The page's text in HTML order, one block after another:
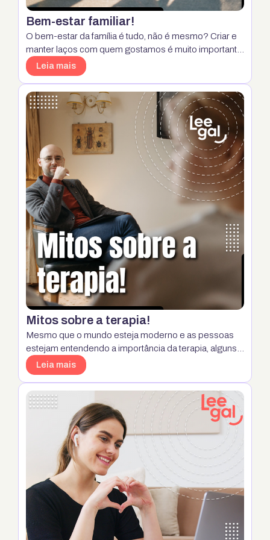
Bem-estar familiar!
O bem-estar da família é tudo, não é mesmo? Criar e
manter laços com quem gostamos é muito importante
para a nossa saúde. Nesse sentido, o nível de
qualidade de vida familiar que mantemos com nossos
interna e satisfação pessoal. Além disso, o bem-estar
da família como um …
Continua
Leia mais
Mitos sobre a terapia!
Mesmo que o mundo esteja moderno e as pessoas
estejam entendendo a importância da terapia, alguns
mitos ainda circulam por aí como se fosse verdade.
Com isso a confusão e o preconceito em relação ao
muitas pessoas deixam de procurar ajuda. Por isso e
pensando em você, viemos …
Continua
Leia mais